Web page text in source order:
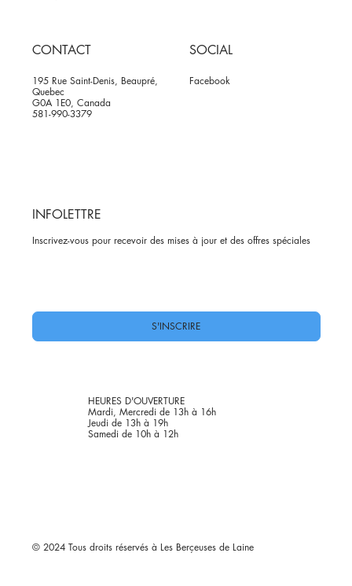
CONTACT
195 Rue Saint-Denis, Beaupré,
Quebec
G0A 1E0, Canada
581-990-3379
SOCIAL
Facebook
INFOLETTRE
Inscrivez-vous pour recevoir des mises à jour et des offres spéciales
S'INSCRIRE
HEURES D'OUVERTURE
Mardi, Mercredi de 13h à 16h
Jeudi de 13h à 19h
Samedi de 10h à 12h
© 2024 Tous droits réservés à Les Berçeuses de Laine